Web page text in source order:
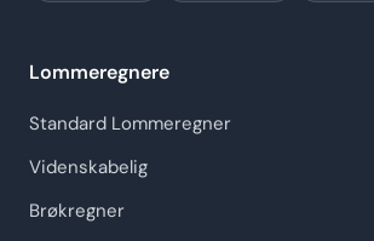
Lommeregnere
Standard Lommeregner
Videnskabelig
Brøkregner